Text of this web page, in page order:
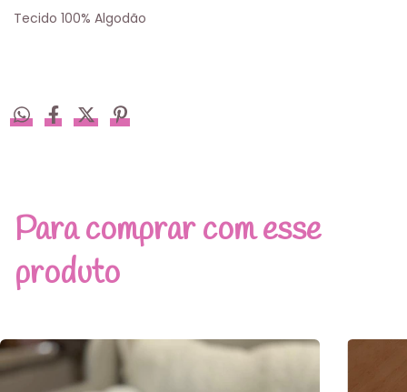
Tecido 100% Algodão
Para comprar com esse
produto